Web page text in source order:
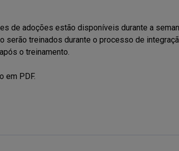
de adoções estão disponíveis durante a
serão treinados durante o processo de
o treinamento.
em PDF.